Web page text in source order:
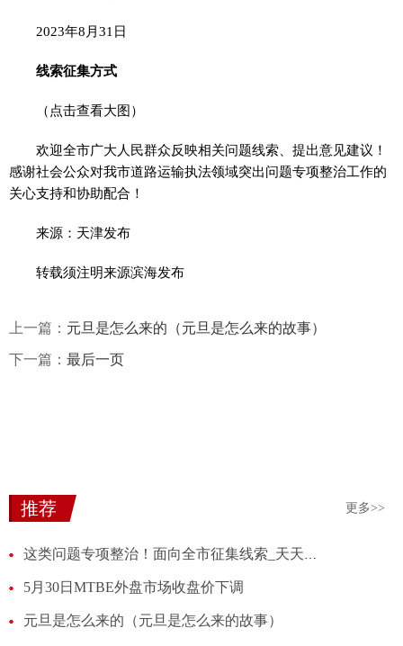
2023年8月31日
线索征集方式
（点击查看大图）
欢迎全市广大人民群众反映相关问题线索、提出意见建议！
感谢社会公众对我市道路运输执法领域突出问题专项整治工作的
关心支持和协助配合！
来源：天津发布
转载须注明来源滨海发布
上一篇： 元旦是怎么来的（元旦是怎么来的故事）
下一篇： 最后一页
推荐 更多>>
这类问题专项整治！面向全市征集线索_天天视讯
5月30日MTBE外盘市场收盘价下调
元旦是怎么来的（元旦是怎么来的故事）